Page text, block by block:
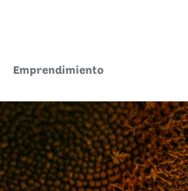
Emprendimiento